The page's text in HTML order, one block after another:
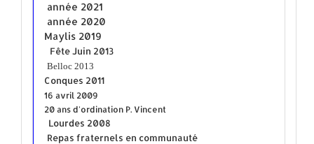
année 2021
année 2020
Maylis 2019
Fête Juin 2013
Belloc 2013
Conques 2011
16 avril 2009
20 ans d'ordination P. Vincent
Lourdes 2008
Repas fraternels en communauté